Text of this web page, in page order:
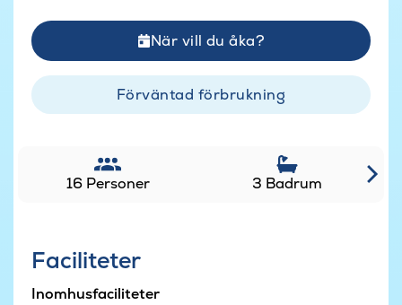
När vill du åka?
Förväntad förbrukning
16 Personer 3 Badrum
Faciliteter
Inomhusfaciliteter